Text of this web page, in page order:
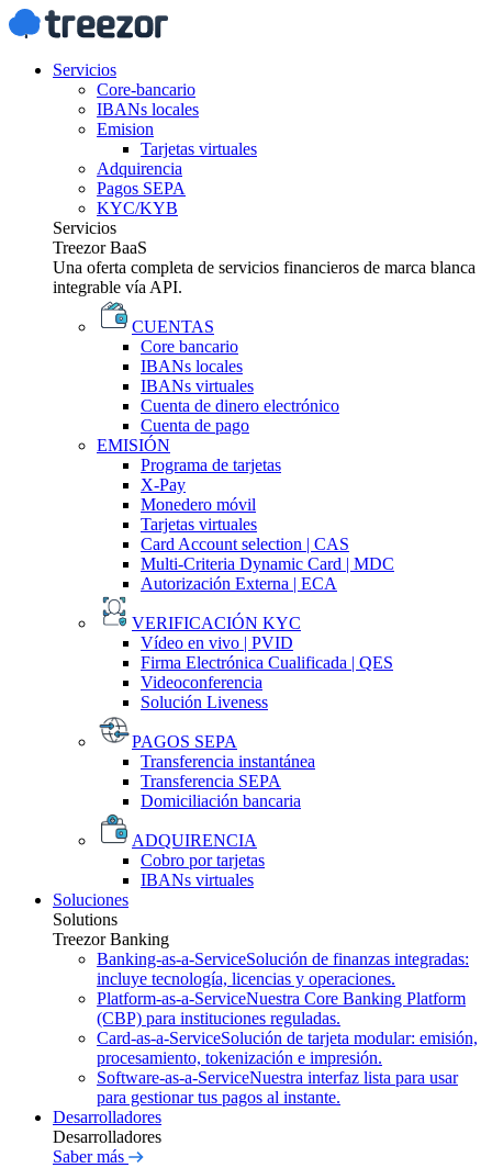
Servicios
Core-bancario
IBANs locales
Emision
Tarjetas virtuales
Adquirencia
Pagos SEPA
KYC/KYB
Servicios
Treezor BaaS
Una oferta completa de servicios financieros de marca blanca
integrable vía API.
CUENTAS
Core bancario
IBANs locales
IBANs virtuales
Cuenta de dinero electrónico
Cuenta de pago
EMISIÓN
Programa de tarjetas
X-Pay
Monedero móvil
Tarjetas virtuales
Card Account selection | CAS
Multi-Criteria Dynamic Card | MDC
Autorización Externa | ECA
VERIFICACIÓN KYC
Vídeo en vivo | PVID
Firma Electrónica Cualificada | QES
Videoconferencia
Solución Liveness
PAGOS SEPA
Transferencia instantánea
Transferencia SEPA
Domiciliación bancaria
ADQUIRENCIA
Cobro por tarjetas
IBANs virtuales
Soluciones
Solutions
Treezor Banking
Banking-as-a-ServiceSolución de finanzas integradas:
incluye tecnología, licencias y operaciones.
Platform-as-a-ServiceNuestra Core Banking Platform
(CBP) para instituciones reguladas.
Card-as-a-ServiceSolución de tarjeta modular: emisión,
procesamiento, tokenización e impresión.
Software-as-a-ServiceNuestra interfaz lista para usar
para gestionar tus pagos al instante.
Desarrolladores
Desarrolladores
Saber más